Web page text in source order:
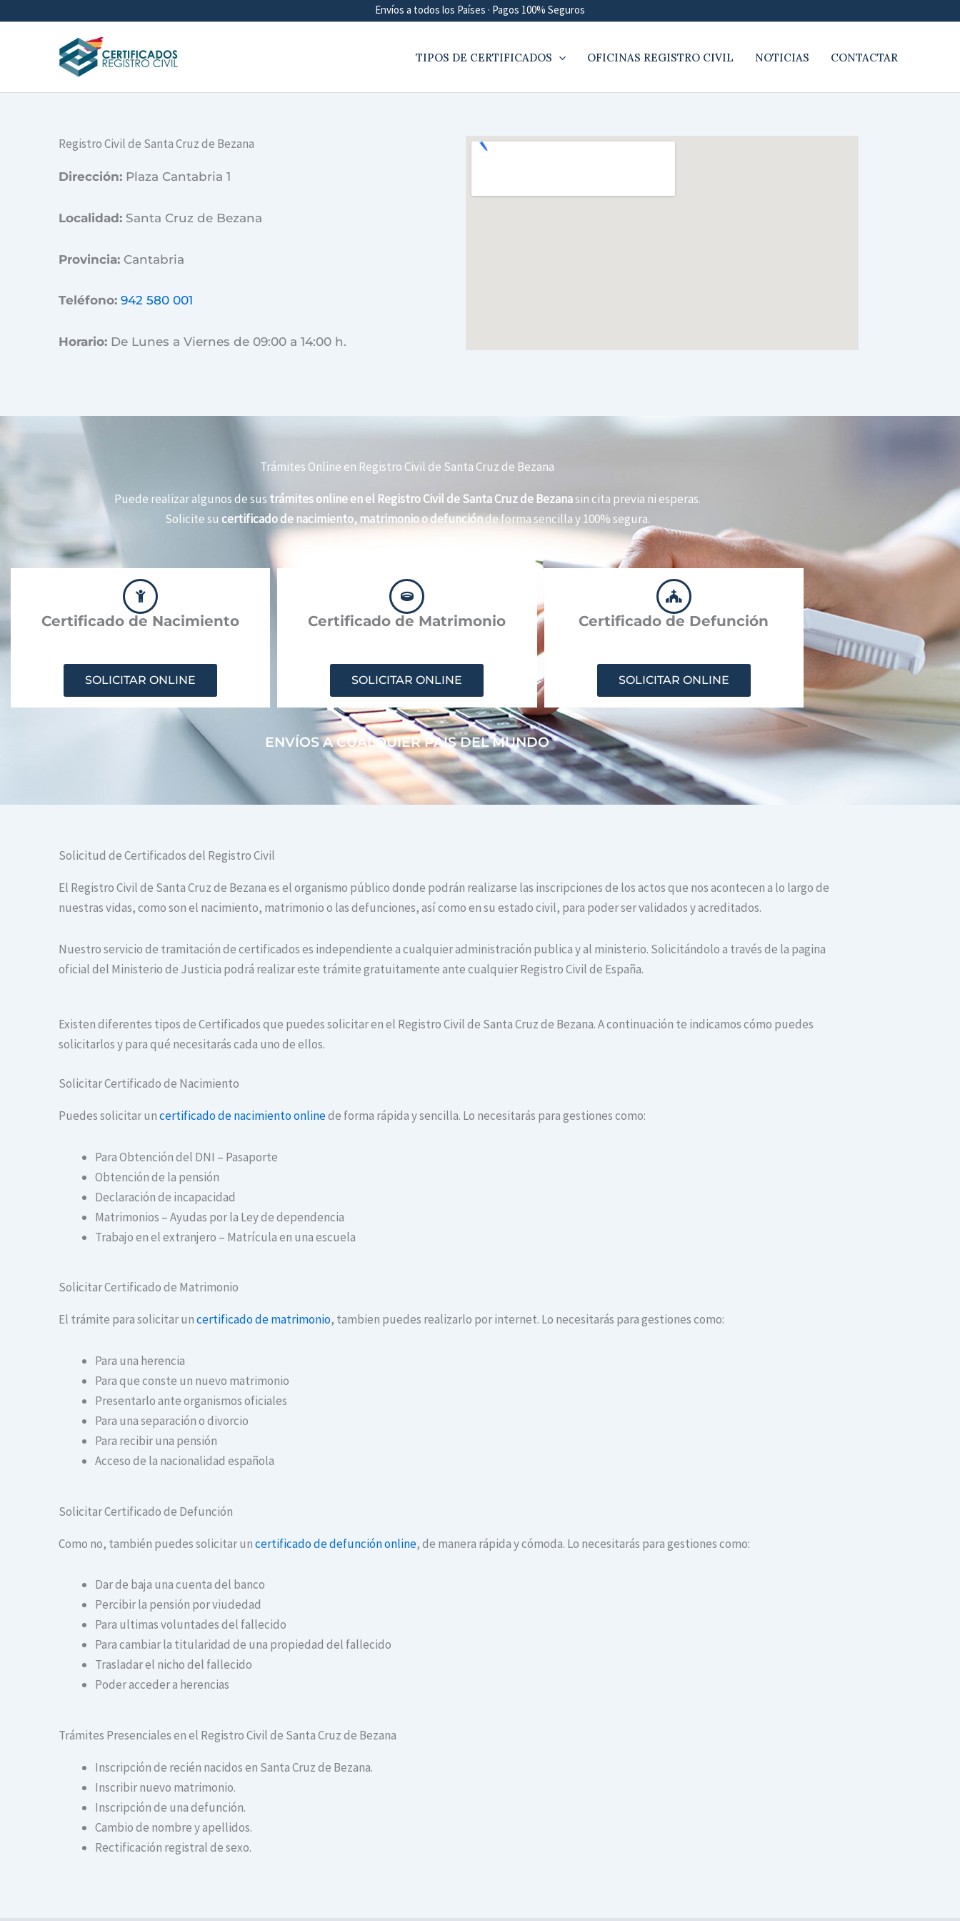
Envíos a todos los Países · Pagos 100% Seguros
TIPOS DE CERTIFICADOS OFICINAS REGISTRO CIVIL NOTICIAS CONTACTAR
Registro Civil de Santa Cruz de Bezana
Dirección: Plaza Cantabria 1
Localidad: Santa Cruz de Bezana
Provincia: Cantabria
Teléfono: 942 580 001
Horario: De Lunes a Viernes de 09:00 a 14:00 h.
Trámites Online en Registro Civil de Santa Cruz de Bezana
Puede realizar algunos de sus trámites online en el Registro Civil de Santa Cruz de Bezanasin cita previa ni esperas.
Solicite su certificado de nacimiento, matrimonio o defunciónde forma sencilla y 100% segura.
Certificado de Nacimiento
SOLICITAR ONLINE
Certificado de Matrimonio
SOLICITAR ONLINE
Certificado de Defunción
SOLICITAR ONLINE
ENVÍOS A CUALQUIER PAIS DEL MUNDO
Solicitud de Certificados del Registro Civil
El Registro Civil de Santa Cruz de Bezana es el organismo público donde podrán realizarse las inscripciones de los actos que nos acontecen a lo largo de
nuestras vidas, como son el nacimiento, matrimonio o las defunciones, así como en su estado civil, para poder ser validados y acreditados.
Nuestro servicio de tramitación de certificados es independiente a cualquier administración publica y al ministerio. Solicitándolo a través de la pagina
oficial del Ministerio de Justicia podrá realizar este trámite gratuitamente ante cualquier Registro Civil de España.
Existen diferentes tipos de Certificados que puedes solicitar en el Registro Civil de Santa Cruz de Bezana. A continuación te indicamos cómo puedes
solicitarlos y para qué necesitarás cada uno de ellos.
Solicitar Certificado de Nacimiento
Puedes solicitar uncertificado de nacimiento onlinede forma rápida y sencilla. Lo necesitarás para gestiones como:
Para Obtención del DNI – Pasaporte
Obtención de la pensión
Declaración de incapacidad
Matrimonios – Ayudas por la Ley de dependencia
Trabajo en el extranjero – Matrícula en una escuela
Solicitar Certificado de Matrimonio
El trámite para solicitar uncertificado de matrimonio, tambien puedes realizarlo por internet. Lo necesitarás para gestiones como:
Para una herencia
Para que conste un nuevo matrimonio
Presentarlo ante organismos oficiales
Para una separación o divorcio
Para recibir una pensión
Acceso de la nacionalidad española
Solicitar Certificado de Defunción
Como no, también puedes solicitar uncertificado de defunción online, de manera rápida y cómoda. Lo necesitarás para gestiones como:
Dar de baja una cuenta del banco
Percibir la pensión por viudedad
Para ultimas voluntades del fallecido
Para cambiar la titularidad de una propiedad del fallecido
Trasladar el nicho del fallecido
Poder acceder a herencias
Trámites Presenciales en el Registro Civil de Santa Cruz de Bezana
Inscripción de recién nacidos en Santa Cruz de Bezana.
Inscribir nuevo matrimonio.
Inscripción de una defunción.
Cambio de nombre y apellidos.
Rectificación registral de sexo.